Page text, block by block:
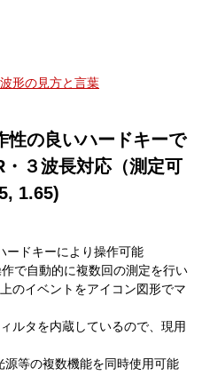
形の見方と言葉
性の良いハードキーで
３波長対応（測定可
1.65)
ードキーにより操作可能
で自動的に複数回の測定を行い
のイベントをアイコン図形でマ
ルタを内蔵しているので、現用
等の複数機能を同時使用可能